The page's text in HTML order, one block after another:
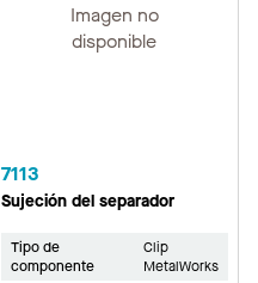
Imagen no
disponible
7113
Sujeción del separador
Tipo de
componente
Clip
MetalWorks